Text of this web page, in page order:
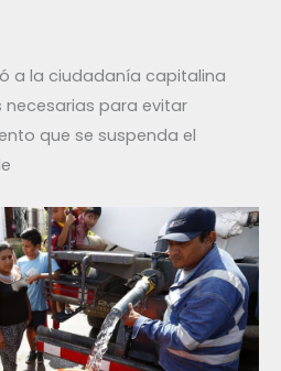
a la ciudadanía capitalina
para evitar
que se suspenda el